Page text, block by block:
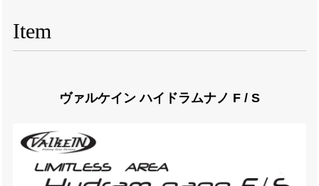
Item
ヴァルケイン ハイドラムナノ F / S